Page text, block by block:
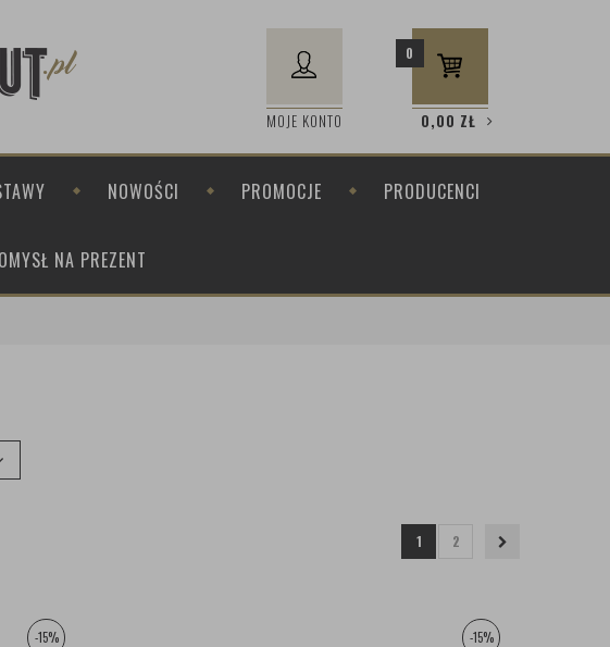
MOJE KONTO
0
0,00 ZŁ
NOWOŚCI PROMOCJE PRODUCENCI
NA PREZENT
1 2
-15% -15%